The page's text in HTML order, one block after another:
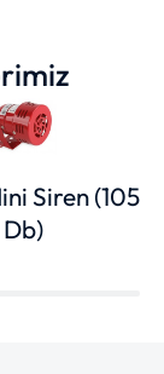
Siren (105
Db)